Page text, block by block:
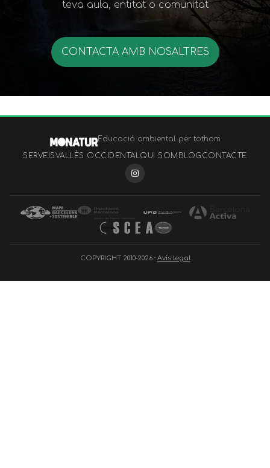
teva aula, entitat o comunitat
CONTACTA AMB NOSALTRES
Educació ambiental per tothom
SERVEISVALLÈS OCCIDENTALQUI SOM BLOG CONTACTE
COPYRIGHT 2010-2026 · Avís legal